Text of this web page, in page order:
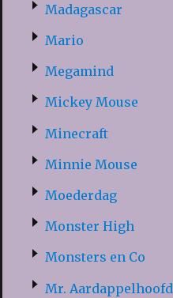
Madagascar
Mario
Megamind
Mickey Mouse
Minecraft
Minnie Mouse
Moederdag
Monster High
Monsters en Co
Mr. Aardappelhoofd